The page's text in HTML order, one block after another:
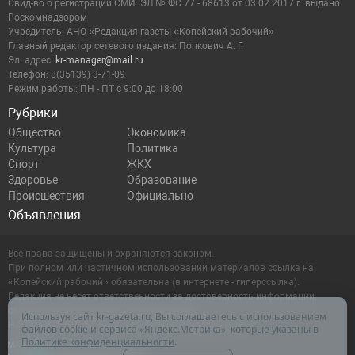
Рубрики
Общество
Экономика
Культура
Политика
Спорт
ЖКХ
Здоровье
Образование
Происшествия
Официально
Объявления
Cвид-во о регистрации СМИ: ЭЛ № ФС 77 - 68613 от 03.02.2017 г. выдано
Роскомнадзором
Учредитель: АНО «Редакция газеты «Копейский рабочий»
Главный редактор сетевого издания: Попкович А. Г.
Эл. адрес: kr-manager@mail.ru
Телефон: 8(35139) 3-71-09
Режим работы: ПН - ПТ с 9:00 до 18:00
Все права защищены и охраняются законом.
При полном или частичном использовании материалов ссылка на
«Копейский рабочий» обязательна (в интернете - гиперссылка).
Редакция не несет ответственности за достоверность информации,
содержащейся в рекламных объявлениях.
Настоящий ресурс может содержать материалы 16+
Используя сайт kr-gazeta.ru, Вы соглашаетесь с использованием
файлов cookie и сервиса «Яндекс.Метрика», которые указаны в
Политике конфиденциальности.